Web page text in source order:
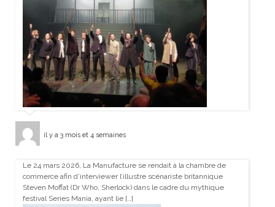
il y a 3 mois et 4 semaines
Le 24 mars 2026, La Manufacture se rendait à la chambre de
commerce afin d’interviewer l’illustre scénariste britannique
Steven Moffat (Dr Who, Sherlock) dans le cadre du mythique
festival Series Mania, ayant lie […]